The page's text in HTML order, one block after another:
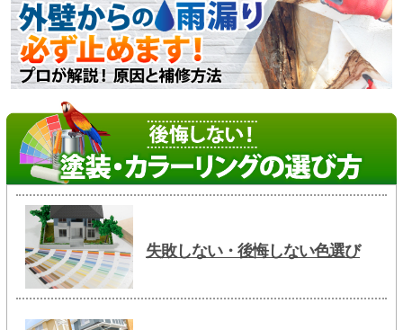
失敗しない・後悔しない色選び